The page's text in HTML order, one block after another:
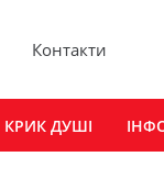
Контакти
КРИК ДУШІ